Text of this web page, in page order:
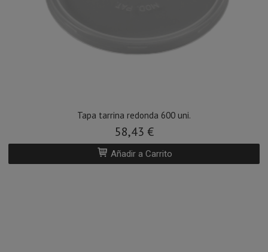
Tapa tarrina redonda 600 uni.
58,43 €
Añadir a Carrito